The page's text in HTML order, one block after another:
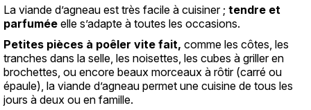
La viande d’agneau est très facile à cuisiner ; tendre et
parfumée elle s’adapte à toutes les occasions.
Petites pièces à poêler vite fait, comme les côtes, les
tranches dans la selle, les noisettes, les cubes à griller en
brochettes, ou encore beaux morceaux à rôtir (carré ou
épaule), la viande d’agneau permet une cuisine de tous les
jours à deux ou en famille.